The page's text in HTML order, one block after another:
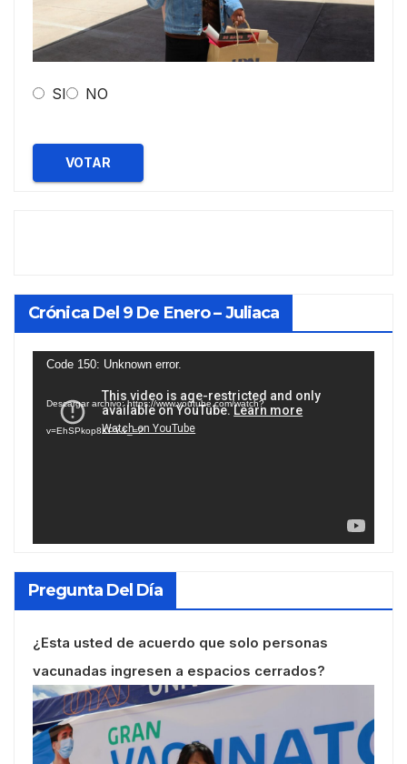
SI NO
VOTAR
Crónica Del 9 De Enero – Juliaca
Reproductor
vídeo
Code 150: Unknown error.
Descargar archivo: https://www.youtube.com/watch?
v=EhSPkop8KPY&_=2
Pregunta Del Día
¿Esta usted de acuerdo que solo personas
vacunadas ingresen a espacios cerrados?